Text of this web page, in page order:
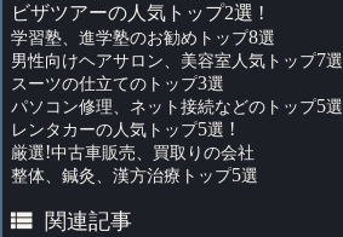
ビザツアーの人気トップ2選 !
学習塾、進学塾のお勧めトップ8選
男性向けヘアサロン、美容室人気トップ7選
スーツの仕立てのトップ3選
パソコン修理、ネット接続などのトップ5選
レンタカーの人気トップ5選 !
厳選!中古車販売、買取りの会社
整体、鍼灸、漢方治療トップ5選
 関連記事